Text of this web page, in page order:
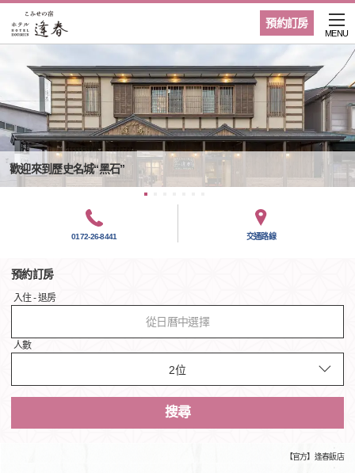
預約訂房
MENU
歡迎來到歷史名城“黑石”
0172-26-8441 交通路線
預約訂房
入住 - 退房
從日曆中選擇
人數
搜尋
【官方】逢春飯店